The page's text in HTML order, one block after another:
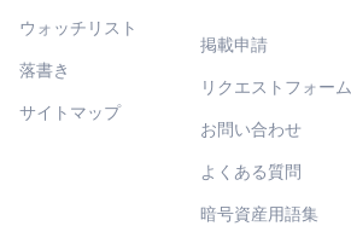
ウォッチリスト
落書き
サイトマップ
掲載申請
リクエストフォーム
お問い合わせ
よくある質問
暗号資産用語集